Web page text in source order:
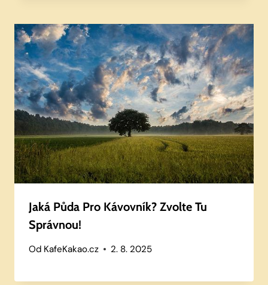
Jaká Půda Pro Kávovník? Zvolte Tu
Správnou!
Od KafeKakao.cz 2. 8. 2025